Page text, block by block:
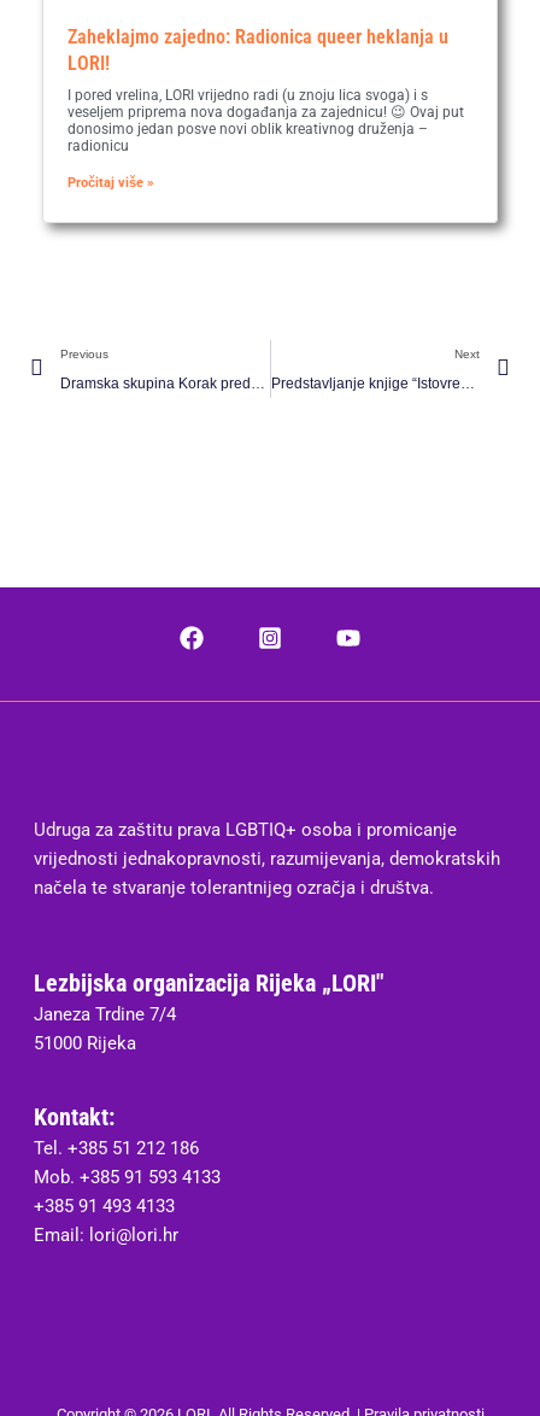
Zaheklajmo zajedno: Radionica queer heklanja u
LORI!
I pored vrelina, LORI vrijedno radi (u znoju lica svoga) i s
veseljem priprema nova događanja za zajednicu! 😉 Ovaj put
donosimo jedan posve novi oblik kreativnog druženja –
radionicu
Pročitaj više »
Prev
Previous
Dramska skupina Korak predstavlja: ISKORAK
Next
Predstavljanje knjige “Istovremeno” Susan Sontag
Udruga za zaštitu prava LGBTIQ+ osoba i promicanje
vrijednosti jednakopravnosti, razumijevanja, demokratskih
načela te stvaranje tolerantnijeg ozračja i društva.
Lezbijska organizacija Rijeka „LORI"
Janeza Trdine 7/4
51000 Rijeka
Kontakt:
Tel. +385 51 212 186
Mob. +385 91 593 4133
+385 91 493 4133
Email: lori@lori.hr